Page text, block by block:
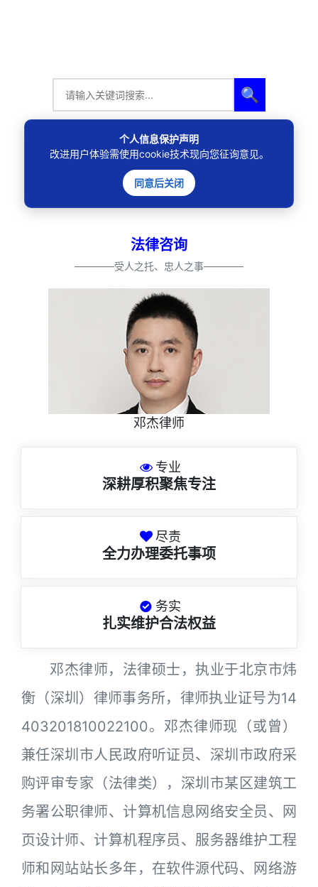
🔍
法律咨询
————受人之托、忠人之事————
邓杰律师
专业
深耕厚积聚焦专注
尽责
全力办理委托事项
务实
扎实维护合法权益
邓杰律师，法律硕士，执业于北京市炜
衡（深圳）律师事务所，律师执业证号为14
403201810022100。邓杰律师现（或曾）
兼任深圳市人民政府听证员、深圳市政府采
购评审专家（法律类），深圳市某区建筑工
务署公职律师、计算机信息网络安全员、网
页设计师、计算机程序员、服务器维护工程
师和网站站长多年，在软件源代码、网络游
个人信息保护声明
改进用户体验需使用cookie技术现向您征询意见。
同意后关闭